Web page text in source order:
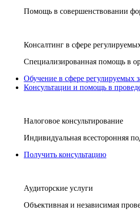
Помощь в совершенствовании
Консалтинг в сфере
Специализированная помощь в
Обучение в сфере регулируемых
Консультации и помощь в
Налоговое консультирование
Индивидуальная всесторонняя
Получить консультацию
Аудиторские услуги
Объективная и независимая